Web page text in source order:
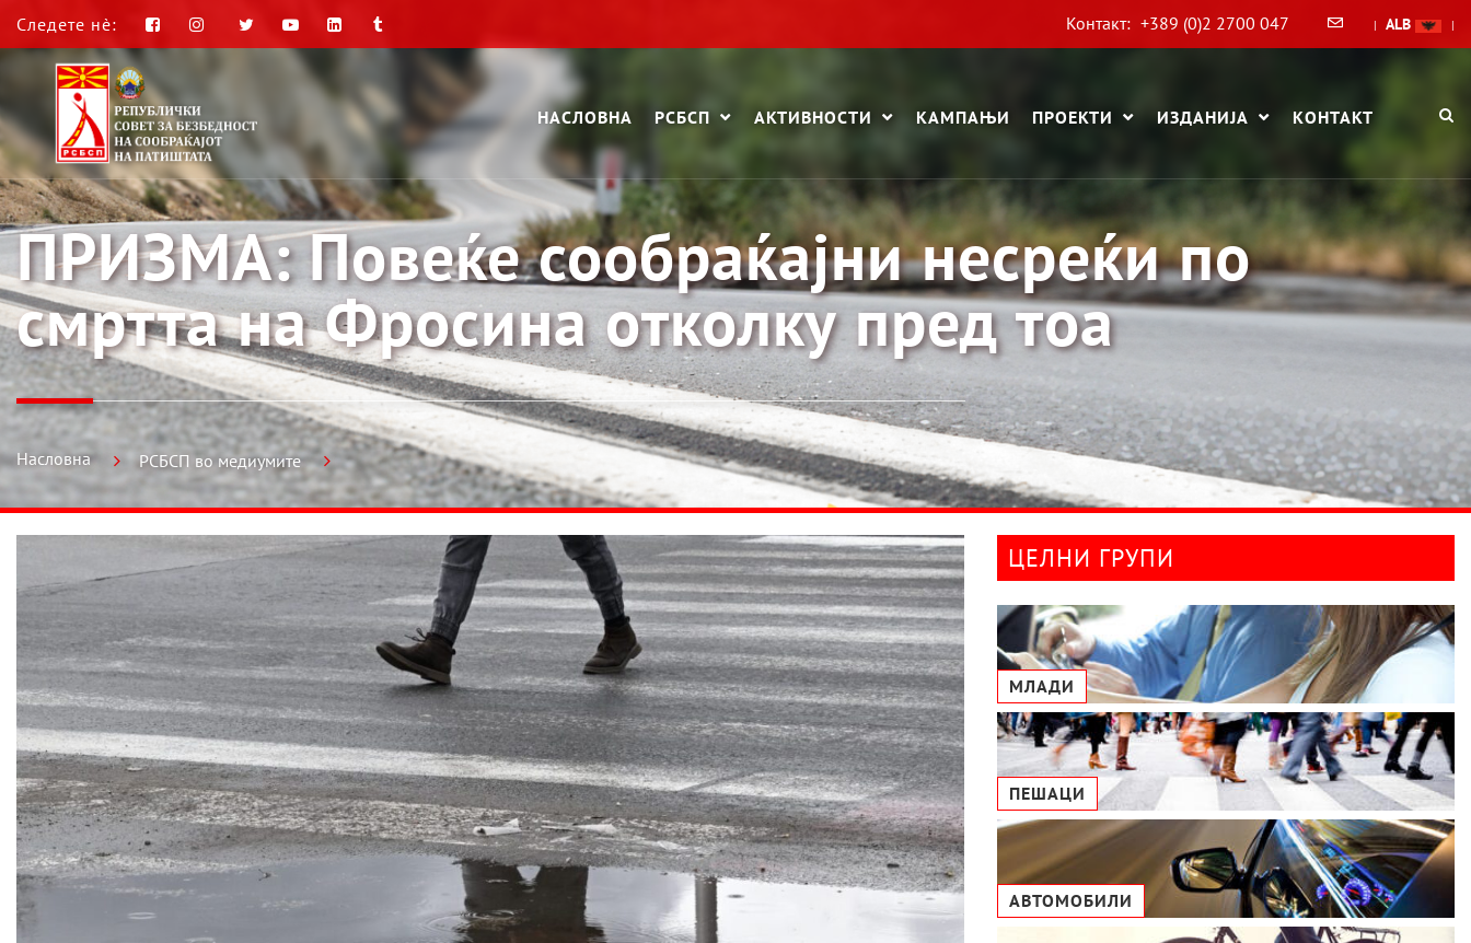
Следете нè: Контакт: +389 (0)2 2700 047 | ALB |
НАСЛОВНА РСБСП АКТИВНОСТИ КАМПАЊИ ПРОЕКТИ ИЗДАНИЈА КОНТАКТ
ПРИЗМА: Повеќе сообраќајни несреќи по
смртта на Фросина отколку пред тоа
Насловна РСБСП во медиумите
ЦЕЛНИ ГРУПИ
МЛАДИ
ПЕШАЦИ
АВТОМОБИЛИ